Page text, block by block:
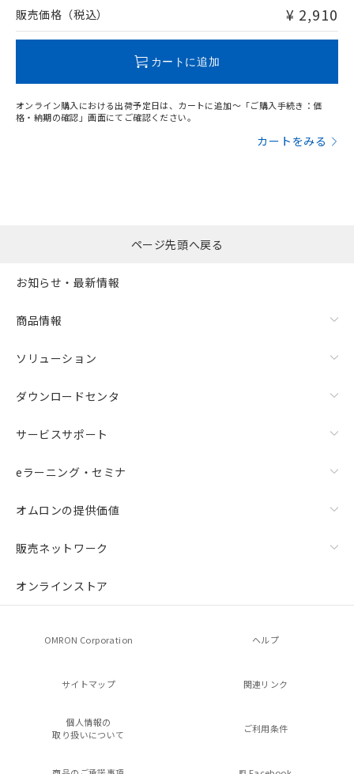
問い合わせください。
販売価格（税込） ¥ 2,910
カートに追加
オンライン購入における出荷予定日は、カートに追加～「ご購入手続き：価
格・納期の確認」画面にてご確認ください。
カートをみる
ページ先頭へ戻る
お知らせ・最新情報
商品情報
ソリューション
ダウンロードセンタ
サービスサポート
eラーニング・セミナ
オムロンの提供価値
販売ネットワーク
オンラインストア
OMRON Corporation ヘルプ
サイトマップ 関連リンク
個人情報の
取り扱いについて
ご利用条件